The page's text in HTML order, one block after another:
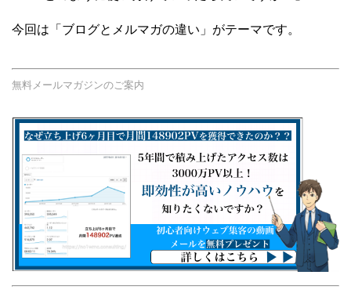
今回は「ブログとメルマガの違い」がテーマです。
無料メールマガジンのご案内